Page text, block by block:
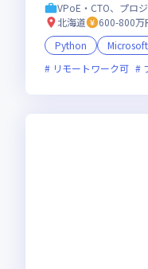
VPoE・CTO、プロ
北海道
600-800万
Python
リモートワーク可